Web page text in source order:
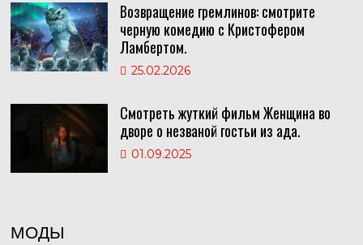
Возвращение гремлинов: смотрите
черную комедию с Кристофером
Ламбертом.
25.02.2026
Смотреть жуткий фильм Женщина во
дворе о незваной гостьи из ада.
01.09.2025
МОДЫ